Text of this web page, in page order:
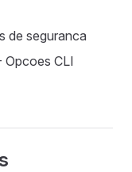
de seguranca
Opcoes CLI